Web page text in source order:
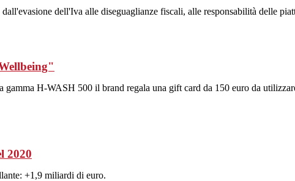
dell'Iva alle diseguaglianze fiscali, alle responsabilità delle
H-WASH 500 il brand regala una gift card da 150 euro da
2020
+1,9 miliardi di euro.